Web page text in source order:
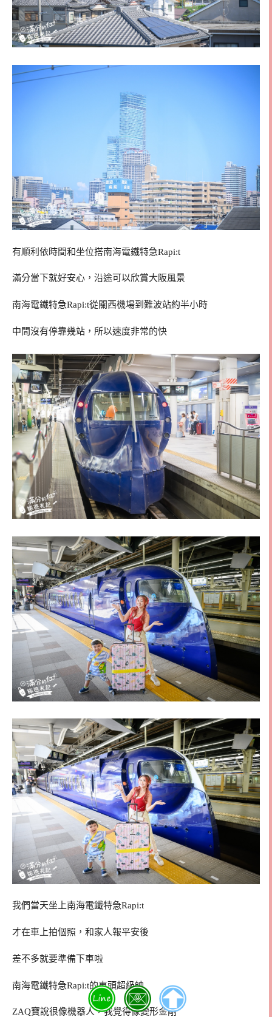
有順利依時間和坐位搭南海電鐵特急Rapi:t
滿分當下就好安心，沿途可以欣賞大阪風景
南海電鐵特急Rapi:t從關西機場到難波站約半小時
中間沒有停靠幾站，所以速度非常的快
我們當天坐上南海電鐵特急Rapi:t
才在車上拍個照，和家人報平安後
差不多就要準備下車啦
南海電鐵特急Rapi:t的車頭超級帥
ZAQ寶說很像機器人，我覺得像變形金剛